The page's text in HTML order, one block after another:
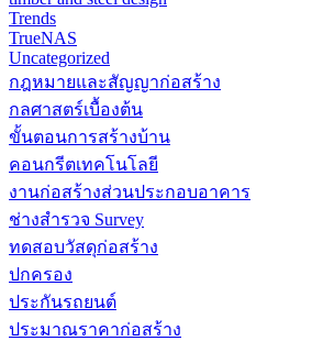
Trends
TrueNAS
Uncategorized
กฎหมายและสัญญาก่อสร้าง
กลศาสตร์เบื้องต้น
ขั้นตอนการสร้างบ้าน
คอนกรีตเทคโนโลยี
งานก่อสร้างส่วนประกอบอาคาร
ช่างสำรวจ Survey
ทดสอบวัสดุก่อสร้าง
ปกครอง
ประกันรถยนต์
ประมาณราคาก่อสร้าง